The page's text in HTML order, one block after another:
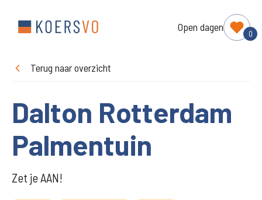
Open dagen
0
Terug naar overzicht
Dalton Rotterdam
Palmentuin
Zet je AAN!